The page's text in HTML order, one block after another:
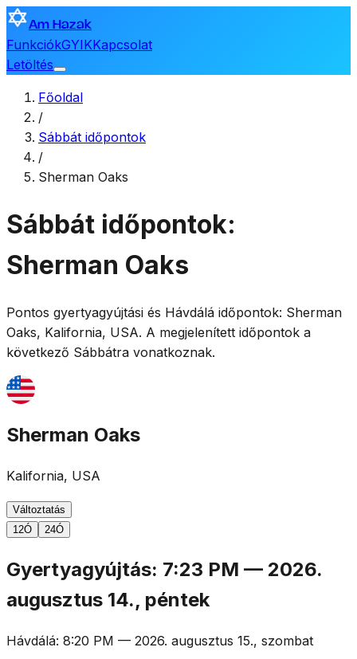
Am Hazak
FunkciókGYIKKapcsolat
Letöltés
Főoldal
/
Sábbát időpontok
/
Sherman Oaks
Sábbát időpontok:
Sherman Oaks
Pontos gyertyagyújtási és Hávdálá időpontok: Sherman
Oaks, Kalifornia, USA. A megjelenített időpontok a
következő Sábbátra vonatkoznak.
Sherman Oaks
Kalifornia, USA
Változtatás
12Ó
24Ó
Gyertyagyújtás: 7:23 PM — 2026.
augusztus 14., péntek
Hávdálá: 8:20 PM — 2026. augusztus 15., szombat